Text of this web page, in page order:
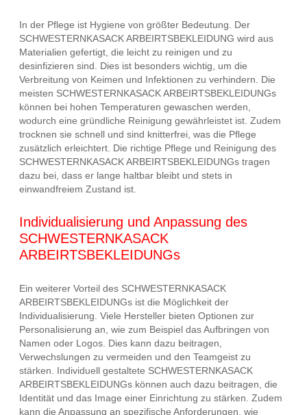
In der Pflege ist Hygiene von größter Bedeutung. Der
SCHWESTERNKASACK ARBEIRTSBEKLEIDUNG wird aus
Materialien gefertigt, die leicht zu reinigen und zu
desinfizieren sind. Dies ist besonders wichtig, um die
Verbreitung von Keimen und Infektionen zu verhindern. Die
meisten SCHWESTERNKASACK ARBEIRTSBEKLEIDUNGs
können bei hohen Temperaturen gewaschen werden,
wodurch eine gründliche Reinigung gewährleistet ist. Zudem
trocknen sie schnell und sind knitterfrei, was die Pflege
zusätzlich erleichtert. Die richtige Pflege und Reinigung des
SCHWESTERNKASACK ARBEIRTSBEKLEIDUNGs tragen
dazu bei, dass er lange haltbar bleibt und stets in
einwandfreiem Zustand ist.
Individualisierung und Anpassung des
SCHWESTERNKASACK
ARBEIRTSBEKLEIDUNGs
Ein weiterer Vorteil des SCHWESTERNKASACK
ARBEIRTSBEKLEIDUNGs ist die Möglichkeit der
Individualisierung. Viele Hersteller bieten Optionen zur
Personalisierung an, wie zum Beispiel das Aufbringen von
Namen oder Logos. Dies kann dazu beitragen,
Verwechslungen zu vermeiden und den Teamgeist zu
stärken. Individuell gestaltete SCHWESTERNKASACK
ARBEIRTSBEKLEIDUNGs können auch dazu beitragen, die
Identität und das Image einer Einrichtung zu stärken. Zudem
kann die Anpassung an spezifische Anforderungen, wie